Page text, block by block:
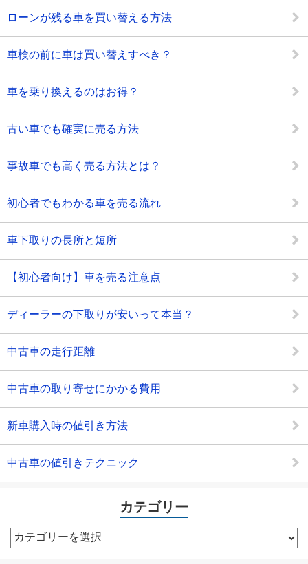
ローンが残る車を買い替える方法
車検の前に車は買い替えすべき？
車を乗り換えるのはお得？
古い車でも確実に売る方法
事故車でも高く売る方法とは？
初心者でもわかる車を売る流れ
車下取りの長所と短所
【初心者向け】車を売る注意点
ディーラーの下取りが安いって本当？
中古車の走行距離
中古車の取り寄せにかかる費用
新車購入時の値引き方法
中古車の値引きテクニック
カテゴリー
カ
テ